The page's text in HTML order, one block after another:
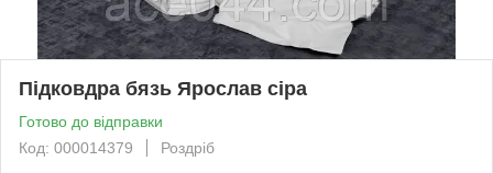
Підковдра бязь Ярослав сіра
Готово до відправки
Код: 000014379
Роздріб